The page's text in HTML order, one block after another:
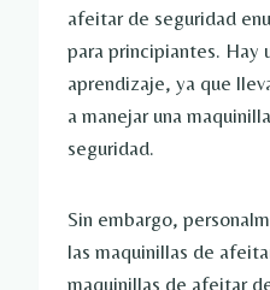
afeitar de seguridad
para principiantes. Hay
aprendizaje, ya que
a manejar una
seguridad.
Sin embargo,
las maquinillas de
maquinillas de afeitar